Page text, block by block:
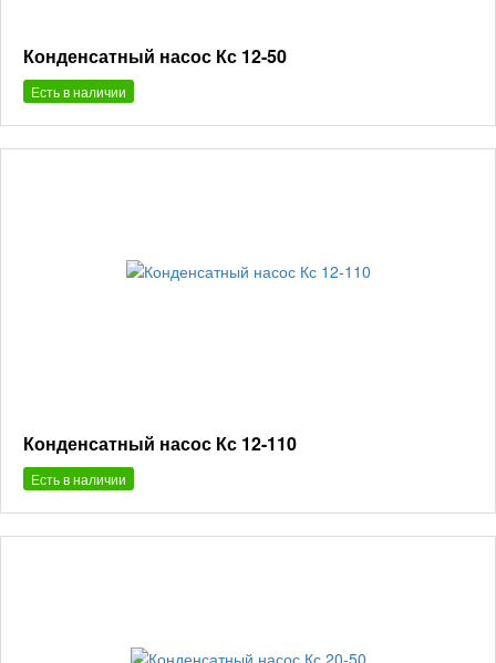
Конденсатный насос Кс 12-50
Есть в наличии
Конденсатный насос Кс 12-110
Есть в наличии